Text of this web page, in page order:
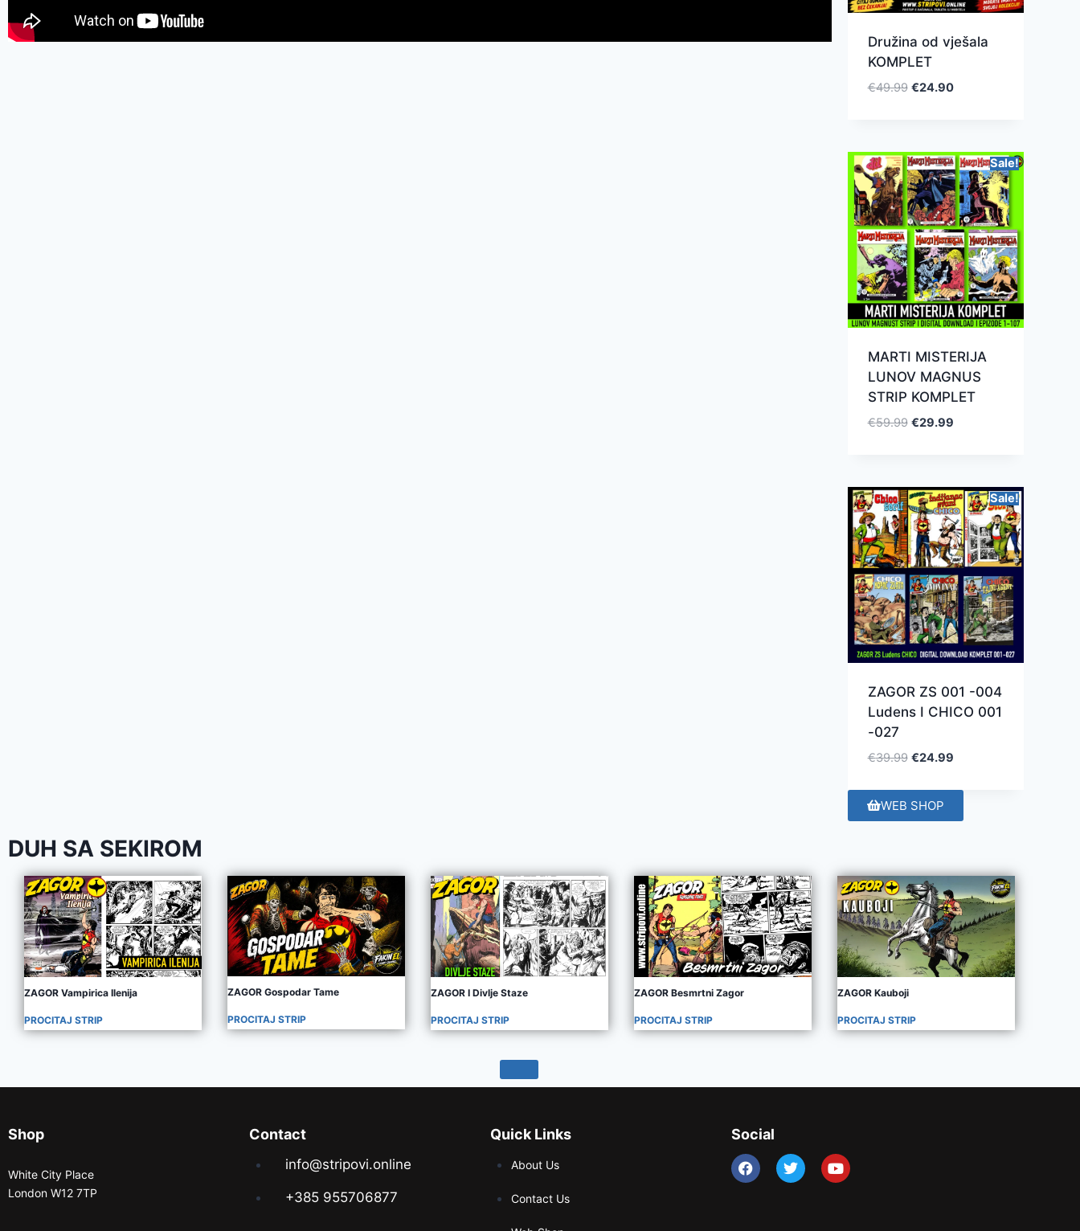
Družina od vješala
KOMPLET
€49.99 €24.90
Sale!
MARTI MISTERIJA
LUNOV MAGNUS
STRIP KOMPLET
€59.99 €29.99
Sale!
ZAGOR ZS 001 -004
Ludens I CHICO 001
-027
€39.99 €24.99
WEB SHOP
DUH SA SEKIROM
ZAGOR Vampirica Ilenija
PROCITAJ STRIP
ZAGOR Gospodar Tame
PROCITAJ STRIP
ZAGOR I Divlje Staze
PROCITAJ STRIP
ZAGOR Besmrtni Zagor
PROCITAJ STRIP
ZAGOR Kauboji
PROCITAJ STRIP
Shop
White City Place
London W12 7TP
Contact
info@stripovi.online
+385 955706877
Quick Links
About Us
Contact Us
Social